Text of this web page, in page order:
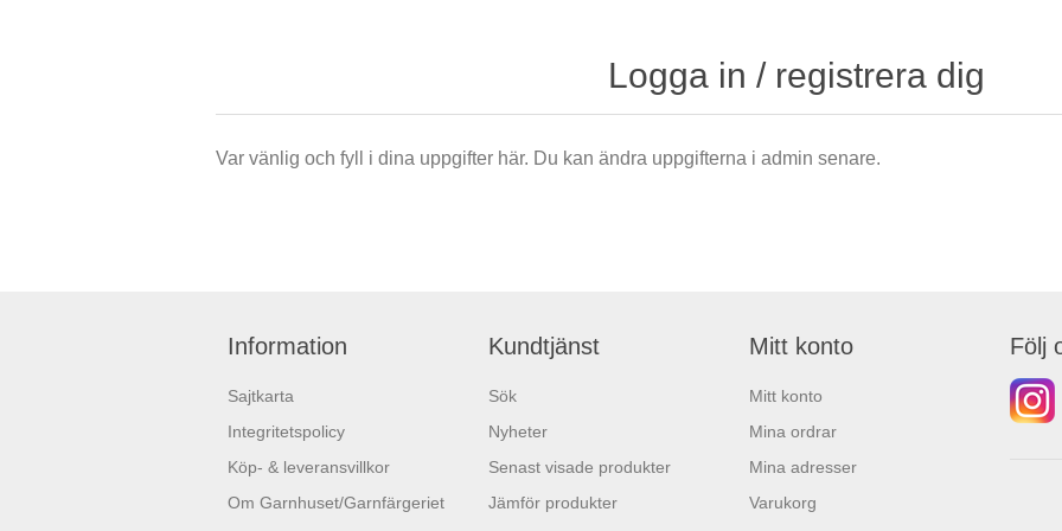
Logga in / registrera dig
Var vänlig och fyll i dina uppgifter här. Du kan ändra uppgifterna i admin senare.
Information
Sajtkarta
Integritetspolicy
Köp- & leveransvillkor
Om Garnhuset/Garnfärgeriet
Kundtjänst
Sök
Nyheter
Senast visade produkter
Jämför produkter
Mitt konto
Mitt konto
Mina ordrar
Mina adresser
Varukorg
Följ